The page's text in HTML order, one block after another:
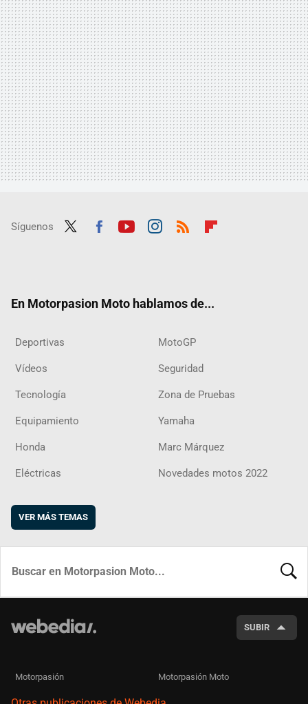
Síguenos
En Motorpasion Moto hablamos de...
Deportivas MotoGP
Vídeos Seguridad
Tecnología Zona de Pruebas
Equipamiento Yamaha
Honda Marc Márquez
Eléctricas Novedades motos 2022
VER MÁS TEMAS
SUBIR
Motorpasión Motorpasión Moto